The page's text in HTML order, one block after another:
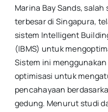
Marina Bay Sands,
terbesar di Singapura,
sistem Intelligent
(IBMS) untuk
Sistem ini
optimisasi untuk
pencahayaan
gedung. Menurut studi